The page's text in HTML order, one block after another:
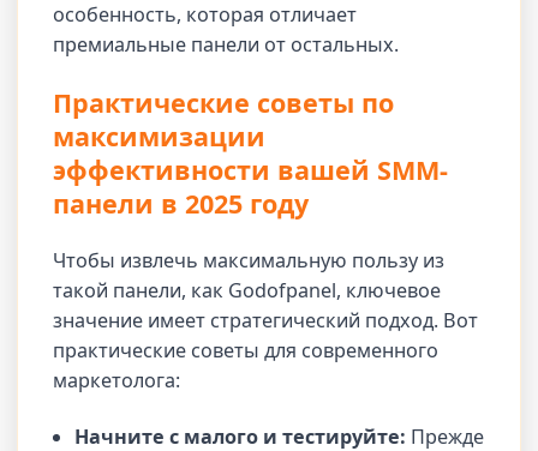
особенность, которая отличает
премиальные панели от остальных.
Практические советы по
максимизации
эффективности вашей SMM-
панели в 2025 году
Чтобы извлечь максимальную пользу из
такой панели, как Godofpanel, ключевое
значение имеет стратегический подход. Вот
практические советы для современного
маркетолога:
Начните с малого и тестируйте: Прежде